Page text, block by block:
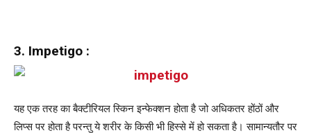
3. Impetigo :
यह एक तरह का बैक्टीरियल स्किन इन्फेक्शन होता है जो अधिकतर होंठों और
लिप्स पर होता है परन्तु ये शरीर के किसी भी हिस्से में हो सकता है। सामान्यतौर पर